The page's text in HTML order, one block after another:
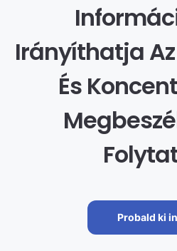
Irányíthatja
És
Probald ki